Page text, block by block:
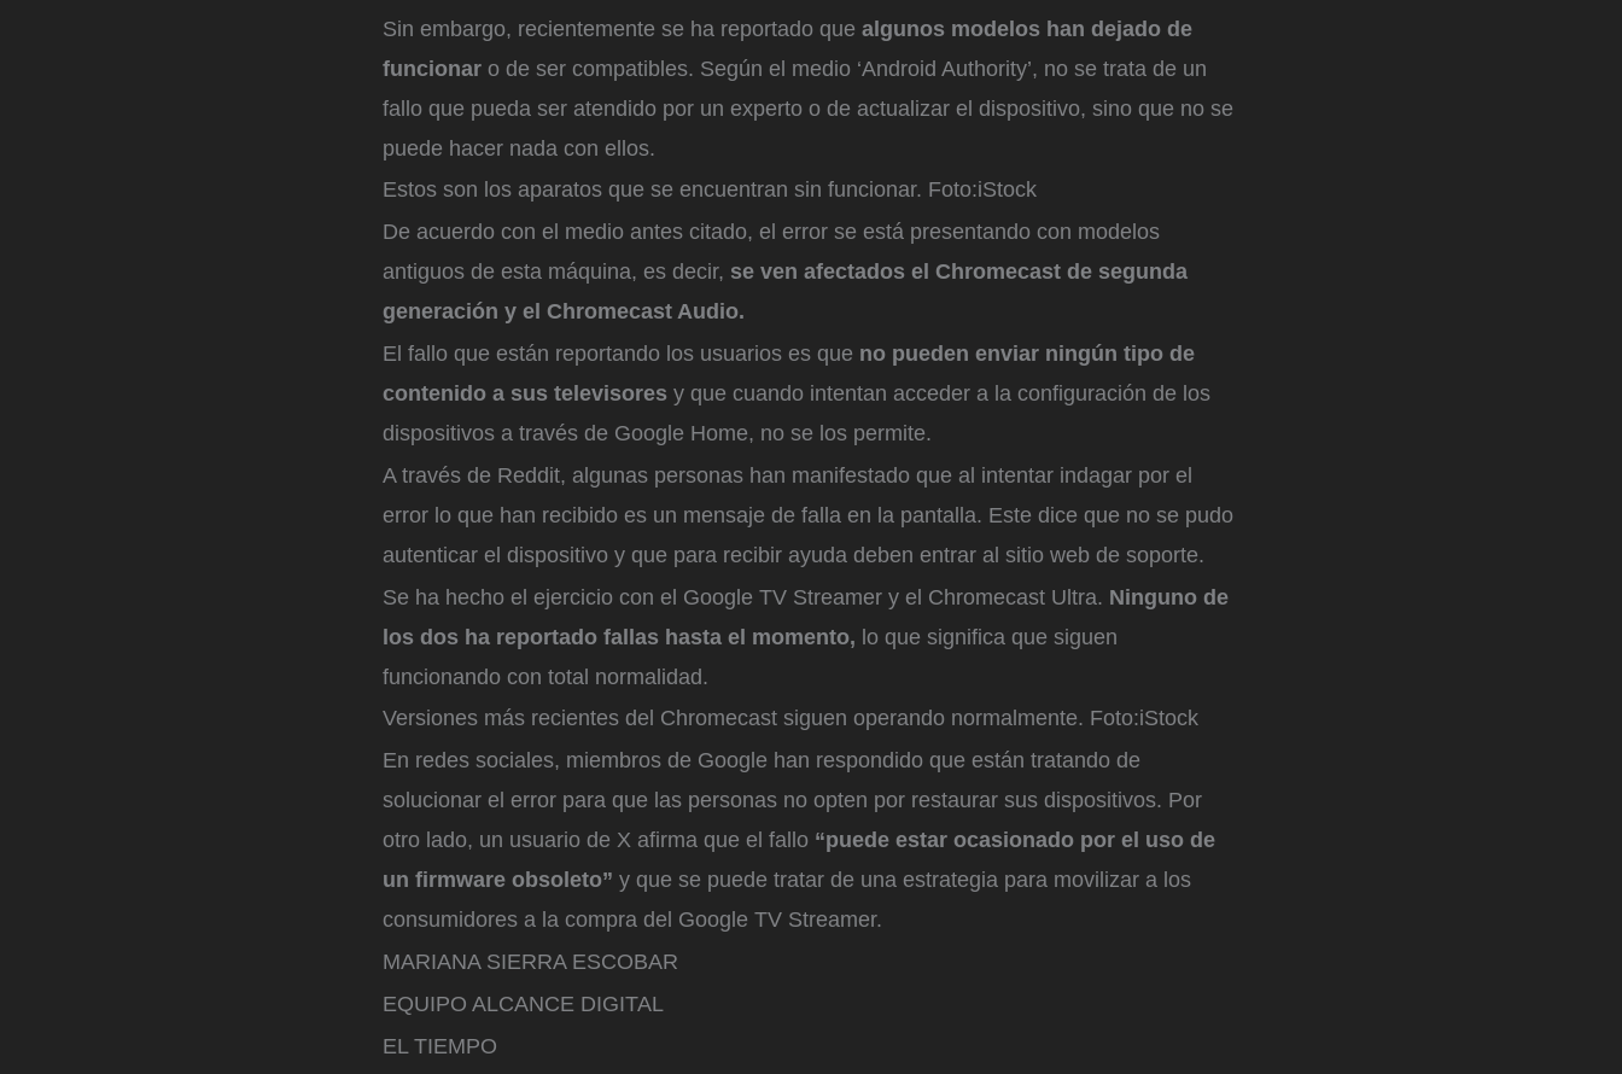
Sin embargo, recientemente se ha reportado que algunos modelos han dejado de
funcionar o de ser compatibles. Según el medio ‘Android Authority’, no se trata de un
fallo que pueda ser atendido por un experto o de actualizar el dispositivo, sino que no se
puede hacer nada con ellos.
Estos son los aparatos que se encuentran sin funcionar. Foto:iStock
De acuerdo con el medio antes citado, el error se está presentando con modelos
antiguos de esta máquina, es decir, se ven afectados el Chromecast de segunda
generación y el Chromecast Audio.
El fallo que están reportando los usuarios es que no pueden enviar ningún tipo de
contenido a sus televisores y que cuando intentan acceder a la configuración de los
dispositivos a través de Google Home, no se los permite.
A través de Reddit, algunas personas han manifestado que al intentar indagar por el
error lo que han recibido es un mensaje de falla en la pantalla. Este dice que no se pudo
autenticar el dispositivo y que para recibir ayuda deben entrar al sitio web de soporte.
Se ha hecho el ejercicio con el Google TV Streamer y el Chromecast Ultra. Ninguno de
los dos ha reportado fallas hasta el momento, lo que significa que siguen
funcionando con total normalidad.
Versiones más recientes del Chromecast siguen operando normalmente. Foto:iStock
En redes sociales, miembros de Google han respondido que están tratando de
solucionar el error para que las personas no opten por restaurar sus dispositivos. Por
otro lado, un usuario de X afirma que el fallo “puede estar ocasionado por el uso de
un firmware obsoleto” y que se puede tratar de una estrategia para movilizar a los
consumidores a la compra del Google TV Streamer.
MARIANA SIERRA ESCOBAR
EQUIPO ALCANCE DIGITAL
EL TIEMPO